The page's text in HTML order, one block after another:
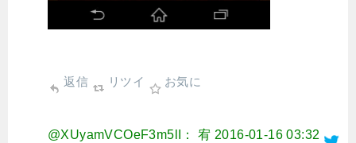
返信 リツイ お気に
@XUyamVCOeF3m5lI： 宥 2016-01-16 03:32